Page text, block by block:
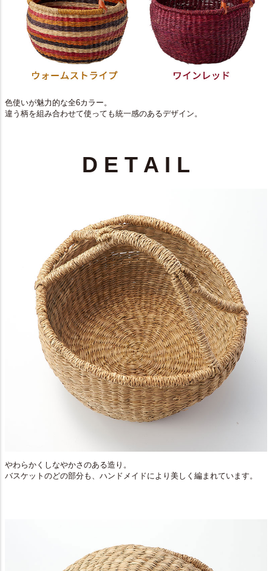
色使いが魅力的な全6カラー。
違う柄を組み合わせて使っても統一感のあるデザイン。
D E T A I L
やわらかくしなやかさのある造り。
バスケットのどの部分も、ハンドメイドにより美しく編まれています。